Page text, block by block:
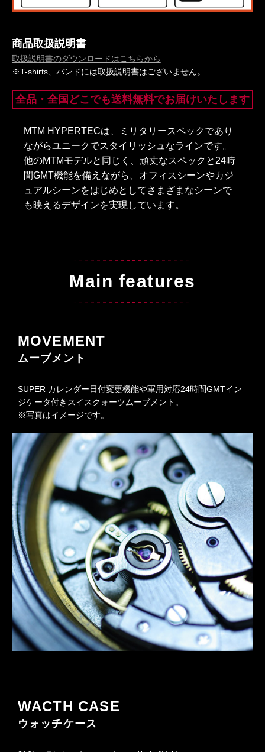
商品取扱説明書
取扱説明書のダウンロードはこちらから
※T-shirts、バンドには取扱説明書はございません。
全品・全国どこでも送料無料でお届けいたします
MTM HYPERTECは、ミリタリースペックであり
ながらユニークでスタイリッシュなラインです。
他のMTMモデルと同じく、頑丈なスペックと24時
間GMT機能を備えながら、オフィスシーンやカジ
ュアルシーンをはじめとしてさまざまなシーンで
も映えるデザインを実現しています。
Main features
MOVEMENT
ムーブメント
SUPER カレンダー日付変更機能や軍用対応24時間GMTイン
ジケータ付きスイスクォーツムーブメント。
※写真はイメージです。
WACTH CASE
ウォッチケース